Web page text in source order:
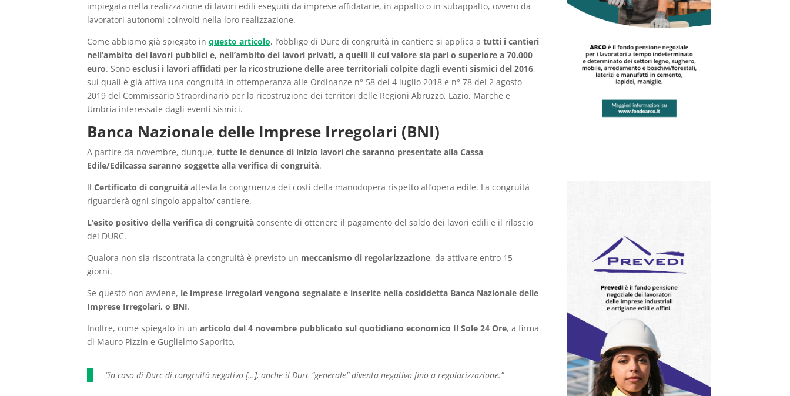
impiegata nella realizzazione di lavori edili eseguiti da imprese affidatarie, in appalto o in subappalto, ovvero da
lavoratori autonomi coinvolti nella loro realizzazione.
Come abbiamo già spiegato in questo articolo, l’obbligo di Durc di congruità in cantiere si applica a tutti i cantieri
nell’ambito dei lavori pubblici e, nell’ambito dei lavori privati, a quelli il cui valore sia pari o superiore a 70.000
euro. Sono esclusi i lavori affidati per la ricostruzione delle aree territoriali colpite dagli eventi sismici del 2016,
sui quali è già attiva una congruità in ottemperanza alle Ordinanze n° 58 del 4 luglio 2018 e n° 78 del 2 agosto
2019 del Commissario Straordinario per la ricostruzione dei territori delle Regioni Abruzzo, Lazio, Marche e
Umbria interessate dagli eventi sismici.
Banca Nazionale delle Imprese Irregolari (BNI)
A partire da novembre, dunque, tutte le denunce di inizio lavori che saranno presentate alla Cassa
Edile/Edilcassa saranno soggette alla verifica di congruità.
Il Certificato di congruitàattesta la congruenza dei costi della manodopera rispetto all’opera edile. La congruità
riguarderà ogni singolo appalto/ cantiere.
L’esito positivo della verifica di congruitàconsente di ottenere il pagamento del saldo dei lavori edili e il rilascio
del DURC.
Qualora non sia riscontrata la congruità è previsto un meccanismo di regolarizzazione, da attivare entro 15
giorni.
Se questo non avviene, le imprese irregolari vengono segnalate e inserite nella cosiddetta Banca Nazionale delle
Imprese Irregolari, o BNI.
Inoltre, come spiegato in un articolo del 4 novembre pubblicato sul quotidiano economico Il Sole 24 Ore, a firma
di Mauro Pizzin e Guglielmo Saporito,
“in caso di Durc di congruità negativo […], anche il Durc “generale” diventa negativo fino a regolarizzazione.”